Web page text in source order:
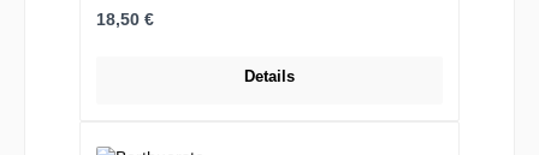
Regulärer Preis:
18,50 €
Details